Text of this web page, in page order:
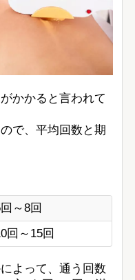
かかると言われて
で、平均回数と期
～8回
回～15回
よって、通う回数